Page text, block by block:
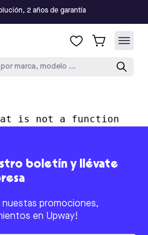
2 años de garantía
por marca, modelo ...
is not a function
boletín y llévate
nuestas promociones,
en Upway!